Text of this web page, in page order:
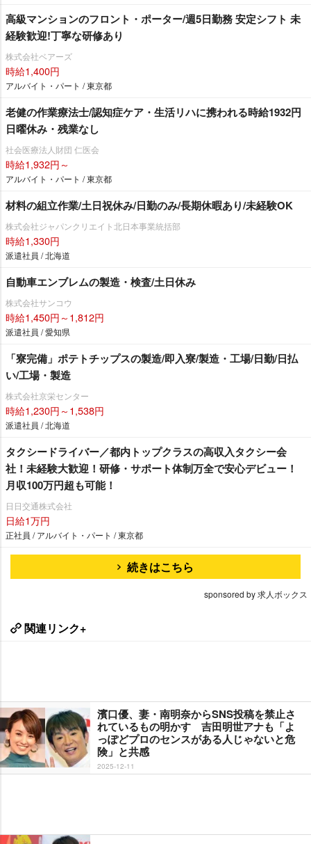
高級マンションのフロント・ポーター/週5日勤務 安定シフト 未
経験歓迎!丁寧な研修あり
株式会社ベアーズ
時給1,400円
アルバイト・パート / 東京都
老健の作業療法士/認知症ケア・生活リハに携われる時給1932円
日曜休み・残業なし
社会医療法人財団 仁医会
時給1,932円～
アルバイト・パート / 東京都
材料の組立作業/土日祝休み/日勤のみ/長期休暇あり/未経験OK
株式会社ジャパンクリエイト北日本事業統括部
時給1,330円
派遣社員 / 北海道
自動車エンブレムの製造・検査/土日休み
株式会社サンコウ
時給1,450円～1,812円
派遣社員 / 愛知県
「寮完備」ポテトチップスの製造/即入寮/製造・工場/日勤/日払
い/工場・製造
株式会社京栄センター
時給1,230円～1,538円
派遣社員 / 北海道
タクシードライバー／都内トップクラスの高収入タクシー会
社！未経験大歓迎！研修・サポート体制万全で安心デビュー！
月収100万円超も可能！
日日交通株式会社
日給1万円
正社員 / アルバイト・パート / 東京都
続きはこちら
sponsored by 求人ボックス
関連リンク+
濱口優、妻・南明奈からSNS投稿を禁止さ
れているもの明かす 吉田明世アナも「よ
っぽどプロのセンスがある人じゃないと危
険」と共感
2025-12-11